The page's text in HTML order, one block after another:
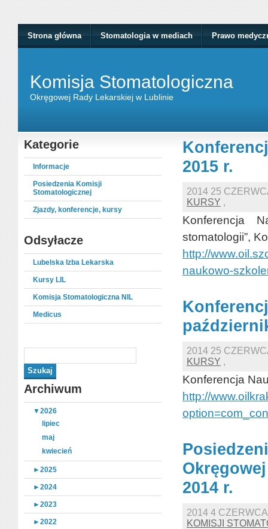
Strona główna Stomatologia w mediach Prawo
Komisja Stomatologiczna
Okręgowej Rady Lekarskiej w Lublinie
Kategorie
Informacje
Posiedzenia Komisji
Stomatologicznej
Zjazdy, konferencje, kursy
Odsyłacze
Lubelska Izba Lekarska
Kursy LIL
Komisja Stomatologiczna NIL
Medicus
Archiwum
▼2026
lipiec
maj
kwiecień
►2025
►2024
►2023
►2022
2015 r.
2014 25
KURSY ,
Konferencja
stomatologii”,
http://
naukowo-
2014 25
KURSY ,
Konferencja
http://
2014 r.
2014 4
KOMISJI